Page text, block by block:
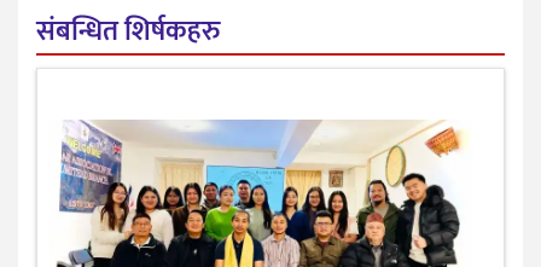
संबन्धित शिर्षकहरु